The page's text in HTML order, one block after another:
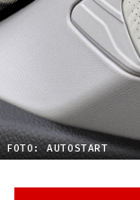
FOTO: AUTOSTART